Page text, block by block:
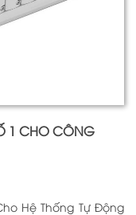
1 CHO CÔNG
Hệ Thống Tự Động